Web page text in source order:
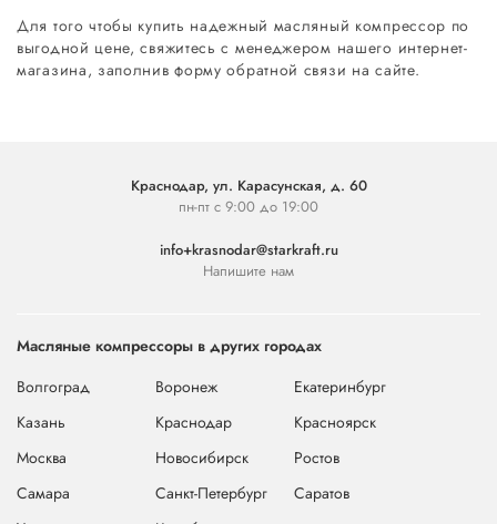
Для того чтобы купить надежный масляный компрессор по
выгодной цене, свяжитесь с менеджером нашего интернет-
магазина, заполнив форму обратной связи на сайте.
Краснодар, ул. Карасунская, д. 60
пн-пт с 9:00 до 19:00
info+krasnodar@starkraft.ru
Напишите нам
Масляные компрессоры в других городах
Волгоград
Воронеж
Екатеринбург
Казань
Краснодар
Красноярск
Москва
Новосибирск
Ростов
Самара
Санкт-Петербург
Саратов